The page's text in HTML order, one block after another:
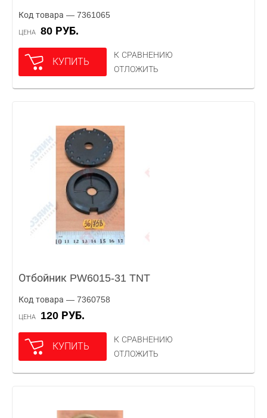
Код товара — 7361065
ЦЕНА 80 РУБ.
КУПИТЬ
К СРАВНЕНИЮ
ОТЛОЖИТЬ
Отбойник PW6015-31 TNT
Код товара — 7360758
ЦЕНА 120 РУБ.
КУПИТЬ
К СРАВНЕНИЮ
ОТЛОЖИТЬ